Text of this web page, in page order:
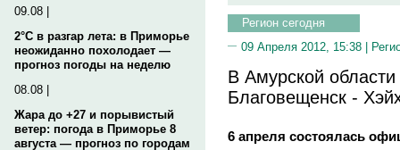
09.08 |
2°C в разгар лета: в Приморье
неожиданно похолодает —
прогноз погоды на неделю
08.08 |
Жара до +27 и порывистый
ветер: погода в Приморье 8
августа — прогноз по городам
Регион сегодня
09 Апреля 2012, 15:38 |
В Амурской
Благовещенск -
6 апреля состоялась